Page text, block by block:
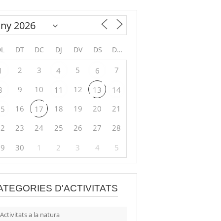
DT DC DJ DV DS DG
2 3 4 5 6 7
9 10 11 12 13
14
16 17 18 19 20
21
23 24 25 26 27
28
30 1 2 3 4 5
D'ACTIVITATS
Activitats a la natura